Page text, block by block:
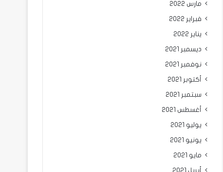
مارس 2022
فبراير 2022
يناير 2022
ديسمبر 2021
نوفمبر 2021
أكتوبر 2021
سبتمبر 2021
أغسطس 2021
يوليو 2021
يونيو 2021
مايو 2021
أبريل 2021